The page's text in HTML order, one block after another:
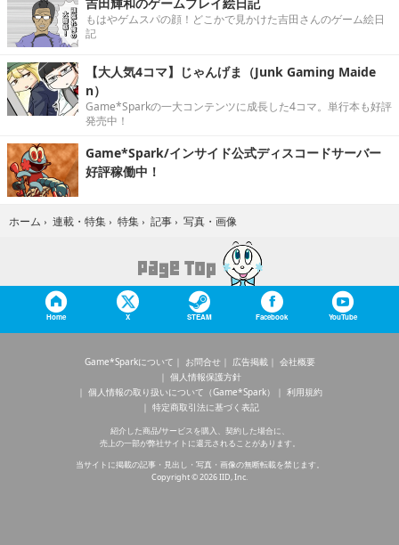
もはやゲムスパの顔！どこかで見かけた吉田さんのゲーム絵日
記
【大人気4コマ】じゃんげま（Junk Gaming Maide
n）
Game*Sparkの一大コンテンツに成長した4コマ。単行本も好評
発売中！
Game*Spark/インサイド公式ディスコードサーバー
好評稼働中！
ホーム › 連載・特集 › 特集 › 記事 › 写真・画像
Home X STEAM Facebook YouTube
Game*Sparkについて お問合せ 広告掲載
会社概要
個人情報保護方針
個人情報の取り扱いについて（Game*Spark）
利用規約
特定商取引法に基づく表記
紹介した商品/サービスを購入、契約した場合に、
売上の一部が弊社サイトに還元されることがあります。
当サイトに掲載の記事・見出し・写真・画像の無断転載を禁じます。
Copyright © 2026 IID, Inc.